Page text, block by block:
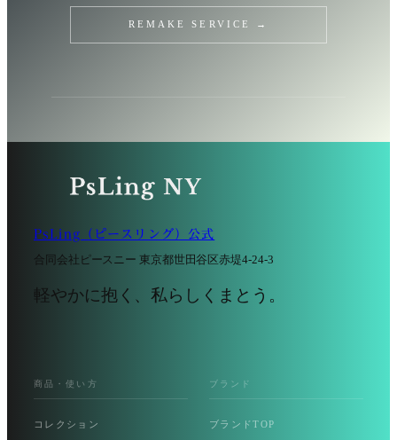
REMAKE SERVICE →
PsLing（ピースリング）公式
合同会社ピースニー 東京都世田谷区赤堤4-24-3
軽やかに抱く、私らしくまとう。
商品・使い方
コレクション
ブランド
ブランドTOP